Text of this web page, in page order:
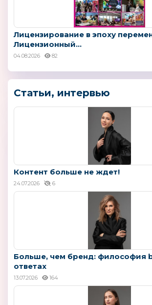
Лицензирование в эпоху
Лицензионный...
04.08.2026 82
Статьи, интервью
Контент больше не ждет!
24.07.2026 6
Больше, чем бренд: философия
ответах
13.07.2026 164